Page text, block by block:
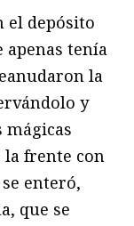
el depósito
apenas tenía
la
y
mágicas
frente con
enteró,
que se